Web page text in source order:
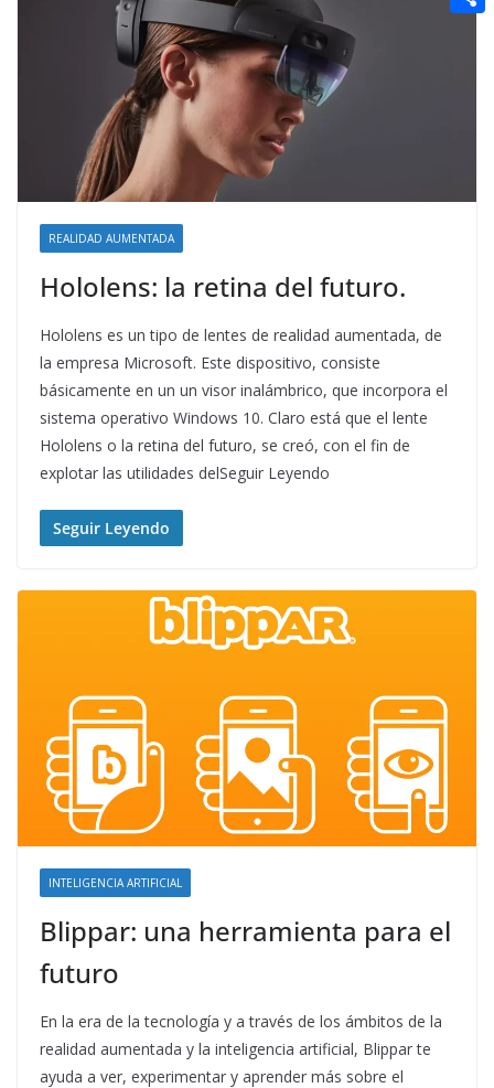
REALIDAD AUMENTADA
Hololens: la retina del futuro.
Hololens es un tipo de lentes de realidad aumentada, de
la empresa Microsoft. Este dispositivo, consiste
básicamente en un un visor inalámbrico, que incorpora el
sistema operativo Windows 10. Claro está que el lente
Hololens o la retina del futuro, se creó, con el fin de
explotar las utilidades delSeguir Leyendo
Seguir Leyendo
INTELIGENCIA ARTIFICIAL
Blippar: una herramienta para el
futuro
En la era de la tecnología y a través de los ámbitos de la
realidad aumentada y la inteligencia artificial, Blippar te
ayuda a ver, experimentar y aprender más sobre el
n
a
r